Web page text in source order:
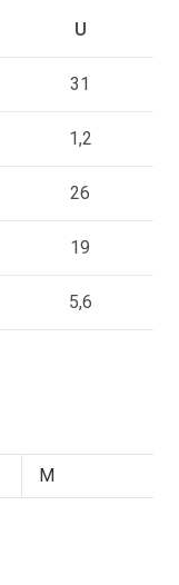
U
31
1,2
26
19
5,6
M